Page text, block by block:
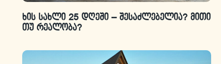
ხის სახლი 25 დღეში – შესაძლებელია? მითი
თუ რეალობა?